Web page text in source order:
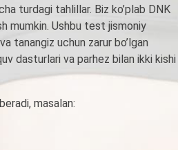
turdagi tahlillar. Biz ko’plab DNK
mumkin. Ushbu test jismoniy
tanangiz uchun zarur bo’lgan
dasturlari va parhez bilan ikki kishi
masalan: